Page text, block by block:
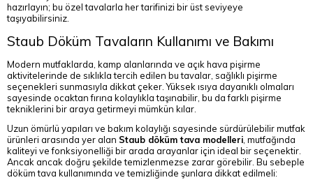
hazırlayın; bu özel tavalarla her tarifinizi bir üst seviyeye
taşıyabilirsiniz.
Staub Döküm Tavaların Kullanımı ve Bakımı
Modern mutfaklarda, kamp alanlarında ve açık hava pişirme
aktivitelerinde de sıklıkla tercih edilen bu tavalar, sağlıklı pişirme
seçenekleri sunmasıyla dikkat çeker. Yüksek ısıya dayanıklı olmaları
sayesinde ocaktan fırına kolaylıkla taşınabilir, bu da farklı pişirme
tekniklerini bir araya getirmeyi mümkün kılar.
Uzun ömürlü yapıları ve bakım kolaylığı sayesinde sürdürülebilir mutfak
ürünleri arasında yer alan Staub döküm tava modelleri, mutfağında
kaliteyi ve fonksiyonelliği bir arada arayanlar için ideal bir seçenektir.
Ancak ancak doğru şekilde temizlenmezse zarar görebilir. Bu sebeple
döküm tava kullanımında ve temizliğinde şunlara dikkat edilmeli: